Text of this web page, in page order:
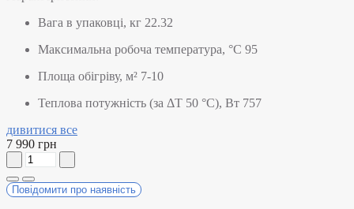
Вага в упаковці, кг 22.32
Максимальна робоча температура, °C 95
Площа обігріву, м² 7-10
Теплова потужність (за ΔT 50 °C), Вт 757
дивитися все
7 990 грн
Повідомити про наявність